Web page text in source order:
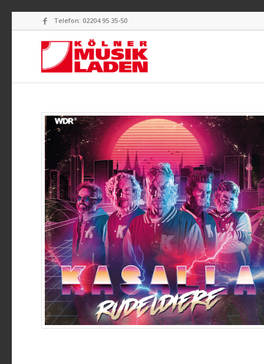
Telefon: 02204 95 35-50